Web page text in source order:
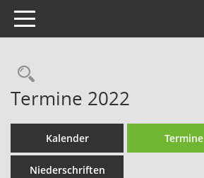
Toggle navigation
Rechercheauswahl
Termine 2022
Kalender Termine
Niederschriften